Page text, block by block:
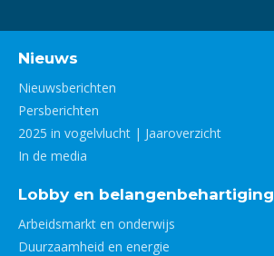
Nieuws
Nieuwsberichten
Persberichten
2025 in vogelvlucht | Jaaroverzicht
In de media
Lobby en belangenbehartiging
Arbeidsmarkt en onderwijs
Duurzaamheid en energie